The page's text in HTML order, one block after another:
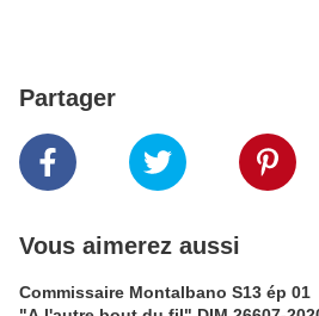
Partager
Vous aimerez aussi
Commissaire Montalbano S13 ép 01